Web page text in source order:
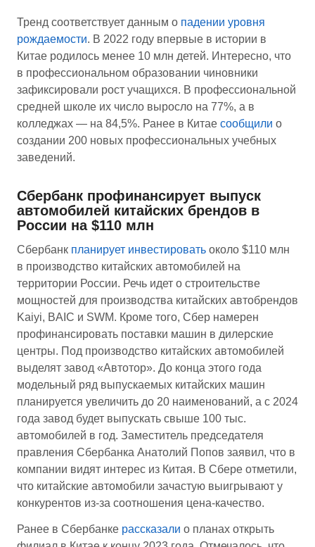
Тренд соответствует данным о падении уровня
рождаемости. В 2022 году впервые в истории в
Китае родилось менее 10 млн детей. Интересно, что
в профессиональном образовании чиновники
зафиксировали рост учащихся. В профессиональной
средней школе их число выросло на 77%, а в
колледжах — на 84,5%. Ранее в Китае сообщили о
создании 200 новых профессиональных учебных
заведений.
Сбербанк профинансирует выпуск
автомобилей китайских брендов в
России на $110 млн
Сбербанк планирует инвестировать около $110 млн
в производство китайских автомобилей на
территории России. Речь идет о строительстве
мощностей для производства китайских автобрендов
Kaiyi, BAIC и SWM. Кроме того, Сбер намерен
профинансировать поставки машин в дилерские
центры. Под производство китайских автомобилей
выделят завод «Автотор». До конца этого года
модельный ряд выпускаемых китайских машин
планируется увеличить до 20 наименований, а с 2024
года завод будет выпускать свыше 100 тыс.
автомобилей в год. Заместитель председателя
правления Сбербанка Анатолий Попов заявил, что в
компании видят интерес из Китая. В Сбере отметили,
что китайские автомобили зачастую выигрывают у
конкурентов из-за соотношения цена-качество.
Ранее в Сбербанке рассказали о планах открыть